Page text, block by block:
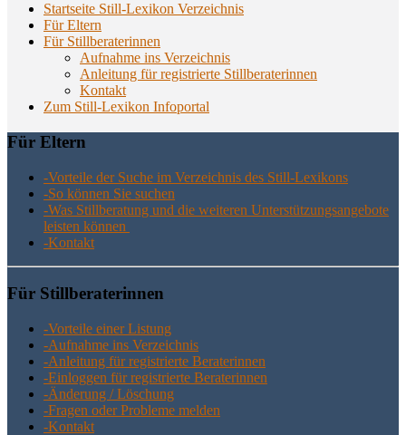
Startseite Still-Lexikon Verzeichnis
Für Eltern
Für Stillberaterinnen
Aufnahme ins Verzeichnis
Anlei­tung für regis­trier­te Stillberaterinnen
Kon­takt
Zum Still-Lexikon Infoportal
Für Eltern
-Vor­tei­le der Suche im Ver­zeich­nis des Still-Lexikons
-So kön­nen Sie suchen
-Was Still­be­ra­tung und die wei­te­ren Unter­stüt­zungs­an­ge­bo­te
leis­ten können
-Kon­takt
Für Still­be­ra­te­rin­nen
-Vor­tei­le einer Listung
-Auf­nah­me ins Verzeichnis
-Anlei­tung für regis­trier­te Beraterinnen
-Ein­log­gen für regis­trier­te Beraterinnen
-Ände­rung / Löschung
-Fra­gen oder Pro­ble­me melden
-Kon­takt